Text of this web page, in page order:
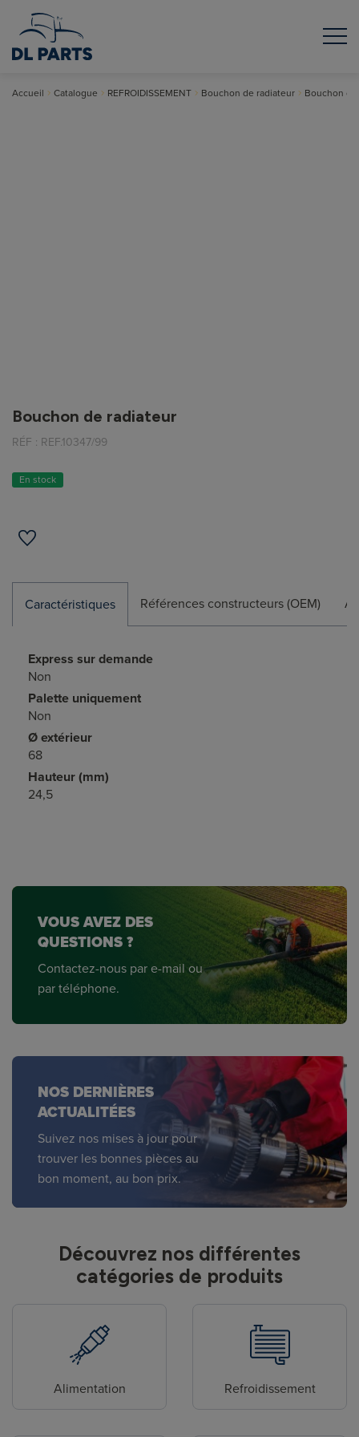
Accueil Catalogue REFROIDISSEMENT Bouchon de radiateur Bouchon
Bouchon de radiateur
RÉF : REF.10347/99
En stock
Caractéristiques Références constructeurs (OEM)
Express sur demande
Non
Palette uniquement
Non
Ø extérieur
68
Hauteur (mm)
24,5
VOUS AVEZ DES
QUESTIONS ?
Contactez-nous par e-mail ou
par téléphone.
NOS DERNIÈRES
ACTUALITÉES
Suivez nos mises à jour pour
trouver les bonnes pièces au
bon moment, au bon prix.
Découvrez nos différentes
catégories de produits
Alimentation Refroidissement